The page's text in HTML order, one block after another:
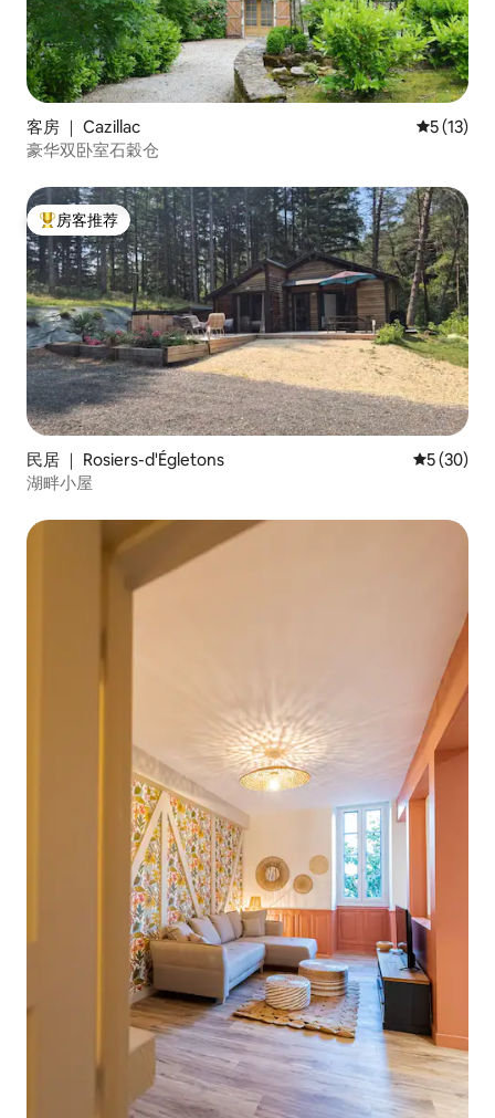
客房 ｜ Cazillac 平均评分
5 (13)
豪华双卧室石穀仓
热门「房客推荐」
房客推荐
民居 ｜ Rosiers-d'Égletons 平均评分
5 (30)
湖畔小屋